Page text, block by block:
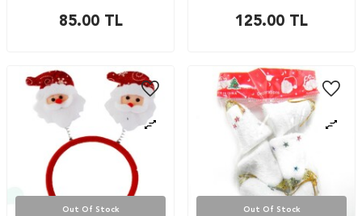
85.00TL 125.00 TL
Out Of Stock Out Of Stock